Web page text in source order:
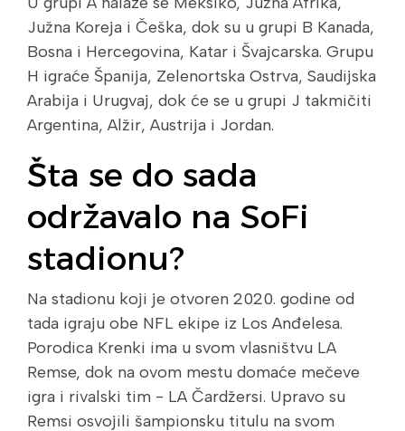
Južna Koreja i Češka, dok su u grupi B Kanada,
Bosna i Hercegovina, Katar i Švajcarska. Grupu
H igraće Španija, Zelenortska Ostrva, Saudijska
Arabija i Urugvaj, dok će se u grupi J takmičiti
Argentina, Alžir, Austrija i Jordan.
Šta se do sada
održavalo na SoFi
stadionu?
Na stadionu koji je otvoren 2020. godine od
tada igraju obe NFL ekipe iz Los Anđelesa.
Porodica Krenki ima u svom vlasništvu LA
Remse, dok na ovom mestu domaće mečeve
igra i rivalski tim - LA Čardžersi. Upravo su
Remsi osvojili šampionsku titulu na svom